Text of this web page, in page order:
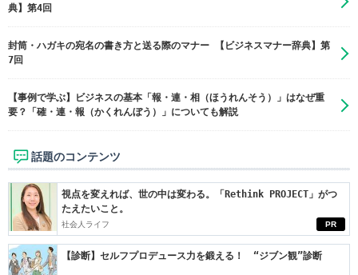
典】第4回
封筒・ハガキの宛名の書き方と送る際のマナー 【ビジネスマナー辞典】第
7回
【事例で学ぶ】ビジネスの基本「報・連・相（ほうれんそう）」はなぜ重
要？「確・連・報（かくれんぼう）」についても解説
話題のコンテンツ
PR
視点を変えれば、世の中は変わる。「Rethink PROJECT」がつ
たえたいこと。
社会人ライフ
【診断】セルフプロデュース力を鍛える！ “ジブン観”診断